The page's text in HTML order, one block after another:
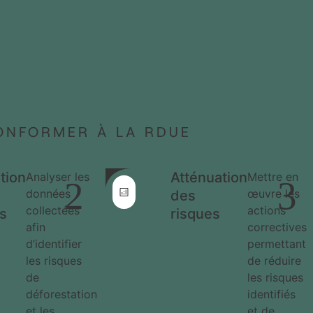
À LA RDUE
Analyser les
données
collectées
afin
d’identifier
les risques
de
déforestation
2
Atténuation
des
risques
Mettre en
œuvre les
actions
correctives
permettant
de réduire
les risques
identifiés
3